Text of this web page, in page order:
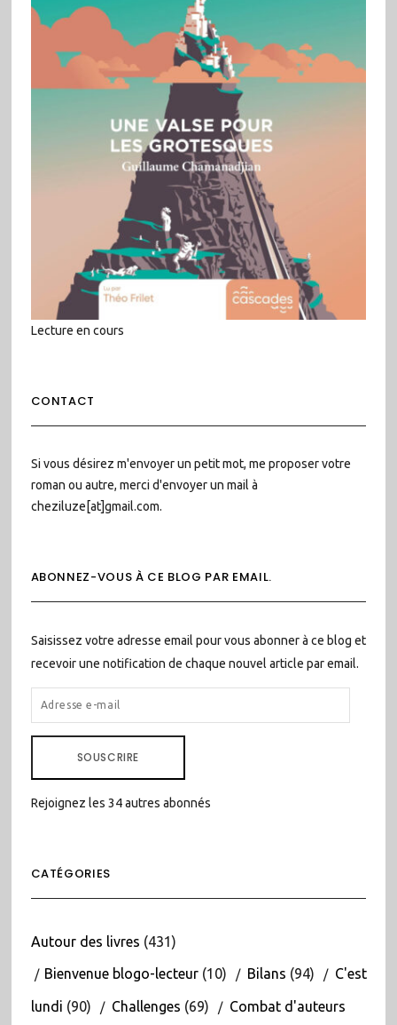
Lecture en cours
CONTACT
Si vous désirez m'envoyer un petit mot, me proposer votre
roman ou autre, merci d'envoyer un mail à
cheziluze[at]gmail.com.
ABONNEZ-VOUS À CE BLOG PAR EMAIL.
Saisissez votre adresse email pour vous abonner à ce blog et
recevoir une notification de chaque nouvel article par email.
ADRESSE
E-
SOUSCRIRE
Rejoignez les 34 autres abonnés
CATÉGORIES
Autour des livres (431)
Bienvenue blogo-lecteur(10) Bilans (94) C'est
lundi (90) Challenges (69) Combat d'auteurs